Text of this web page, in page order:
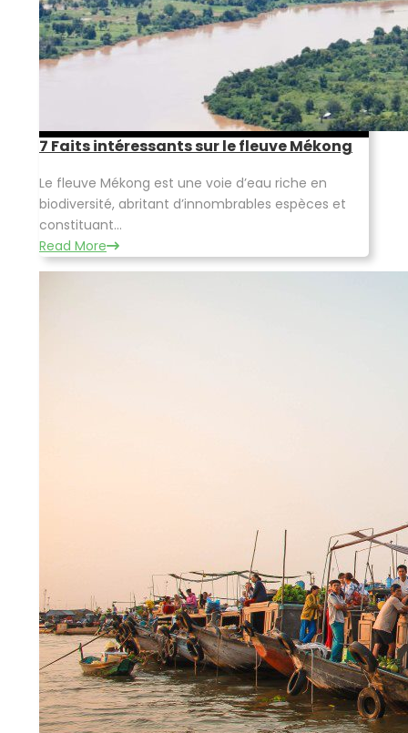
7 Faits intéressants sur le fleuve Mékong
Le fleuve Mékong est une voie d’eau riche en
biodiversité, abritant d’innombrables espèces et
constituant...
Read More